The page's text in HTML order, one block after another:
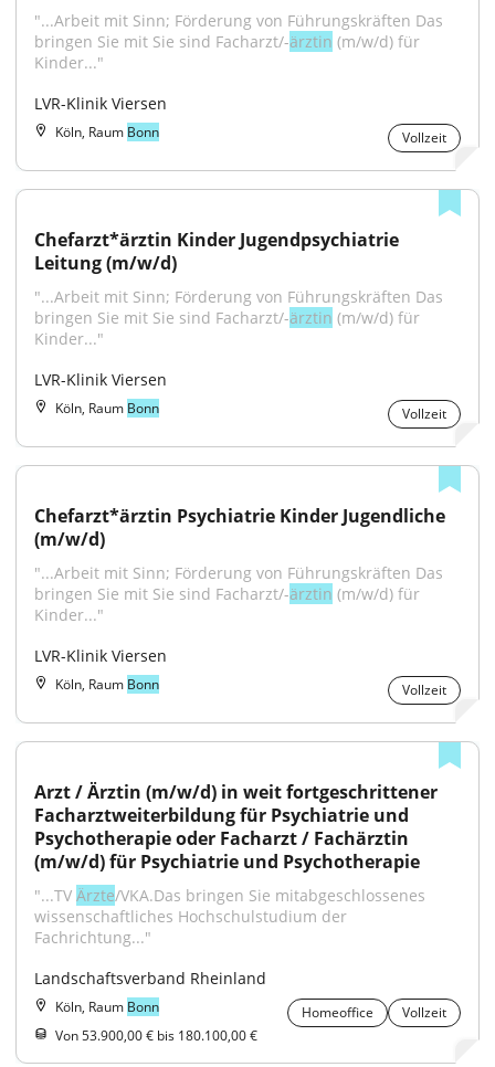
"...Arbeit mit Sinn; Förderung von Führungskräften Das
bringen Sie mit Sie sind Facharzt/-ärztin (m/w/d) für
Kinder..."
LVR-Klinik Viersen
Köln, Raum Bonn Vollzeit
Chefarzt*ärztin Kinder Jugendpsychiatrie
Leitung (m/w/d)
"...Arbeit mit Sinn; Förderung von Führungskräften Das
bringen Sie mit Sie sind Facharzt/-ärztin (m/w/d) für
Kinder..."
LVR-Klinik Viersen
Köln, Raum Bonn Vollzeit
Chefarzt*ärztin Psychiatrie Kinder Jugendliche
(m/w/d)
"...Arbeit mit Sinn; Förderung von Führungskräften Das
bringen Sie mit Sie sind Facharzt/-ärztin (m/w/d) für
Kinder..."
LVR-Klinik Viersen
Köln, Raum Bonn Vollzeit
Arzt / Ärztin (m/w/d) in weit fortgeschrittener
Facharztweiterbildung für Psychiatrie und
Psychotherapie oder Facharzt / Fachärztin
(m/w/d) für Psychiatrie und Psychotherapie
"...TV Ärzte/VKA.Das bringen Sie mitabgeschlossenes
wissenschaftliches Hochschulstudium der
Fachrichtung..."
Landschaftsverband Rheinland
Köln, Raum Bonn Homeoffice
Vollzeit
Von 53.900,00 € bis 180.100,00 €